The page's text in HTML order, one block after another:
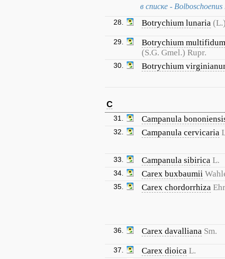
в списке -
28. Botrychium lunaria
29.
Botrychium multifidum
(S.G. Gmel.) Rupr.
30. Botrychium
C
31. Campanula
32. Campanula cervicaria
33. Campanula sibirica L.
34. Carex buxbaumii
35. Carex chordorrhiza
36. Carex davalliana Sm.
37. Carex dioica L.